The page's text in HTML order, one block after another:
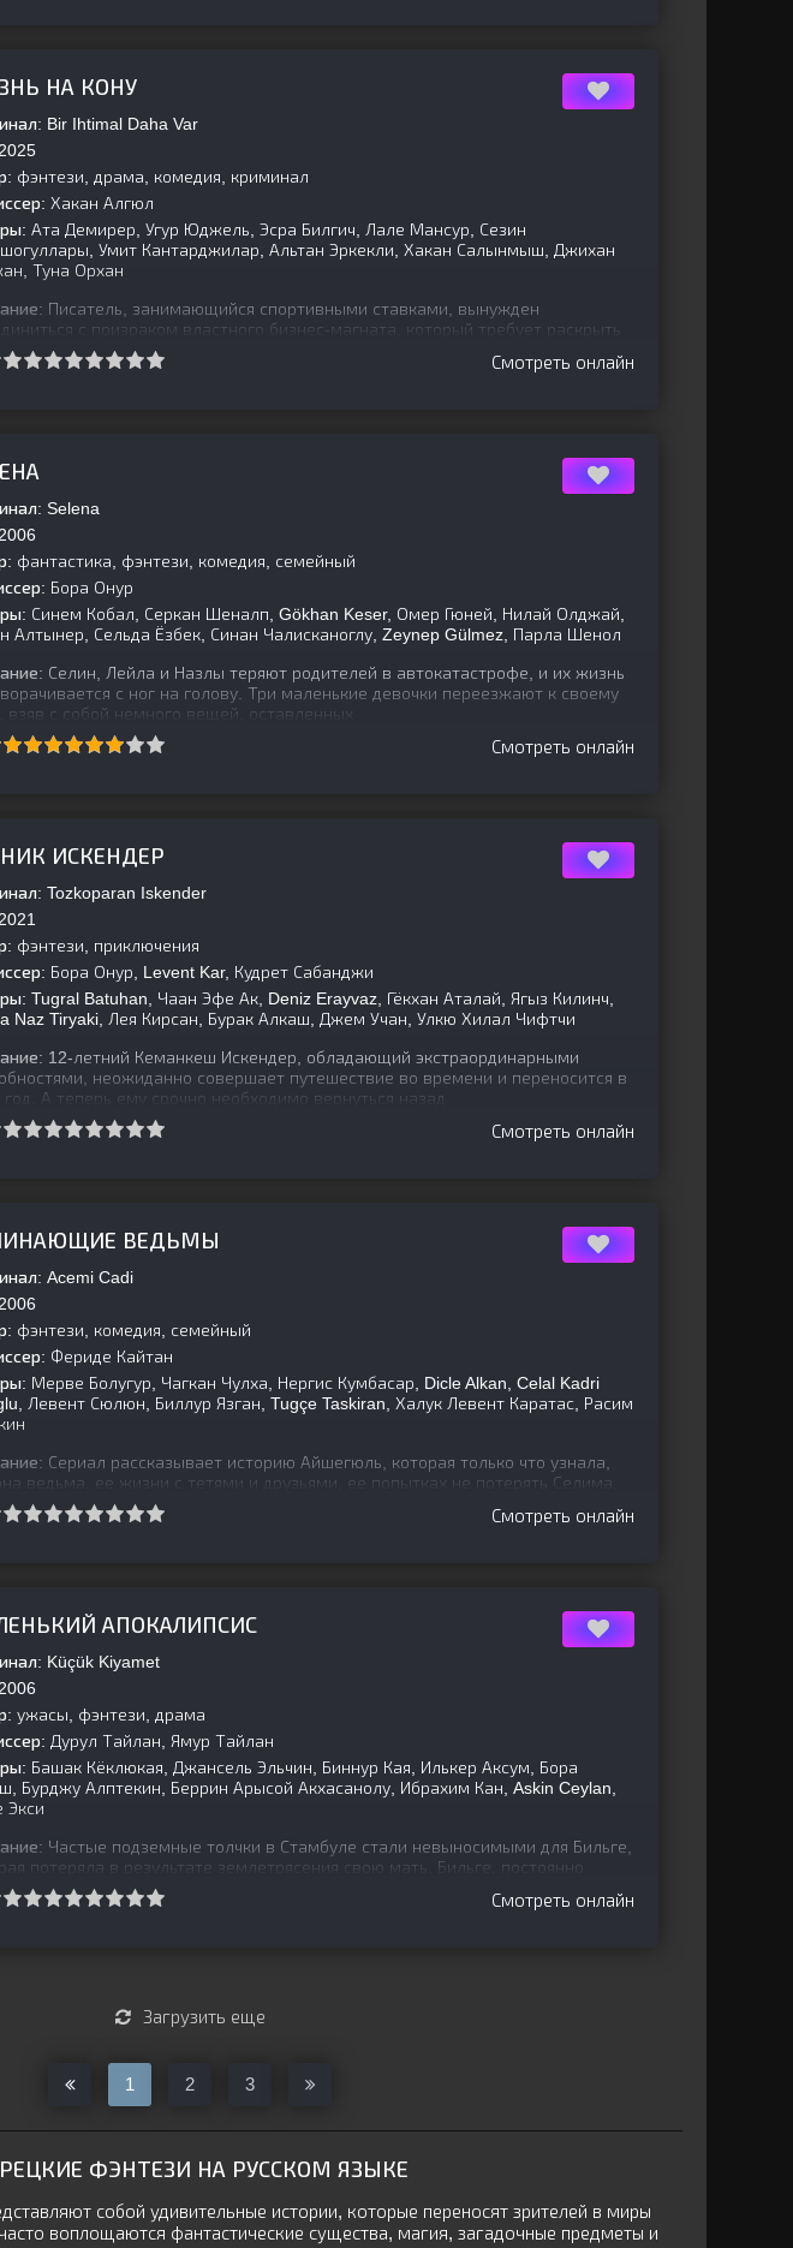
ФЭНТЕЗИ НА РУССКОМ ЯЗЫКЕ
собой удивительные истории, которые переносят зрителей в миры
воплощаются фантастические существа, магия, загадочные предметы и
НА КОНУ
Bir Ihtimal Daha Var
2025
фэнтези, драма, комедия, криминал
Хакан Алгюл
Ата Демирер, Угур Юджель, Эсра Билгич, Лале Мансур, Сезин
Умит Кантарджилар, Альтан Эркекли, Хакан Салынмыш, Джихан
Туна Орхан
Писатель, занимающийся спортивными ставками, вынужден
с призраком властного бизнес-магната, который требует раскрыть
дело об убийстве.
Смотреть онлайн
Selena
2006
фантастика, фэнтези, комедия, семейный
Бора Онур
Синем Кобал, Серкан Шеналп, Gökhan Keser, Омер Гюней, Нилай Олджай,
Алтынер, Сельда Ёзбек, Синан Чалисканоглу, Zeynep Gülmez, Парла Шенол
Селин, Лейла и Назлы теряют родителей в автокатастрофе, и их жизнь
с ног на голову. Три маленькие девочки переезжают к своему
взяв с собой немного вещей, оставленных
Смотреть онлайн
ИСКЕНДЕР
Tozkoparan Iskender
2021
фэнтези, приключения
Бора Онур, Levent Kar, Кудрет Сабанджи
Tugral Batuhan, Чаан Эфе Ак, Deniz Erayvaz, Гёкхан Аталай, Ягыз Килинч,
Naz Tiryaki, Лея Кирсан, Бурак Алкаш, Джем Учан, Улкю Хилал Чифтчи
12-летний Кеманкеш Искендер, обладающий экстраординарными
неожиданно совершает путешествие во времени и переносится в
год. А теперь ему срочно необходимо вернуться назад
Смотреть онлайн
ВЕДЬМЫ
Acemi Cadi
2006
фэнтези, комедия, семейный
Фериде Кайтан
Мерве Болугур, Чагкан Чулха, Нергис Кумбасар, Dicle Alkan, Celal Kadri
Левент Сюлюн, Биллур Язган, Tugçe Taskiran, Халук Левент Каратас, Расим
Сериал рассказывает историю Айшегюль, которая только что узнала,
ведьма, ее жизни с тетями и друзьями, ее попытках не потерять Селима,
который ей нравится, из-за Тугче, и о
Смотреть онлайн
АПОКАЛИПСИС
Küçük Kiyamet
2006
ужасы, фэнтези, драма
Дурул Тайлан, Ямур Тайлан
Башак Кёклюкая, Джансель Эльчин, Биннур Кая, Илькер Аксум, Бора
Бурджу Алптекин, Беррин Арысой Акхасанолу, Ибрахим Кан, Askin Ceylan,
Экси
Частые подземные толчки в Стамбуле стали невыносимыми для Бильге,
потеряла в результате землетрясения свою мать. Бильге, постоянно
страх перед ожидаемым сильным
Смотреть онлайн
Загрузить еще
1 2 3